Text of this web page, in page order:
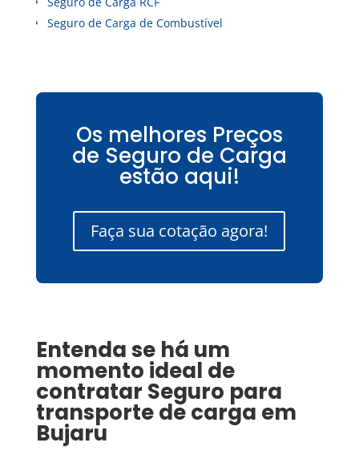
Seguro de Carga de Combustível
Os melhores Preços
de Seguro de Carga
estão aqui!
Faça sua cotação agora!
Entenda se há um
momento ideal de
contratar Seguro para
transporte de carga em
Bujaru